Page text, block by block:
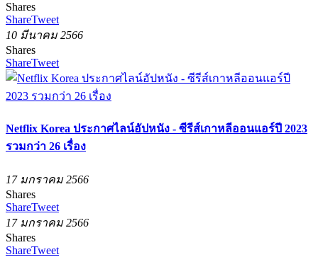
Shares
ShareTweet
10 มีนาคม 2566
Shares
ShareTweet
Netflix Korea ประกาศไลน์อัปหนัง - ซีรีส์เกาหลีออนแอร์ปี 2023
รวมกว่า 26 เรื่อง
17 มกราคม 2566
Shares
ShareTweet
17 มกราคม 2566
Shares
ShareTweet